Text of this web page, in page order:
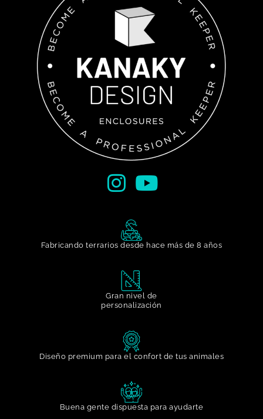
Fabricando terrarios desde hace más de 8 años
Gran nivel de
personalización​
Diseño premium para el confort de tus animales
Buena gente dispuesta para ayudarte​